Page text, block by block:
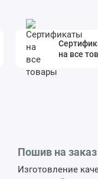
на все
Пошив на заказ
Изготовление